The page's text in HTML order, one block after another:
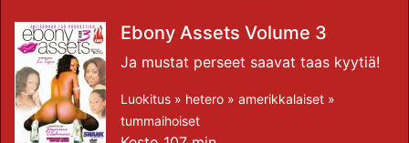
Ebony Assets Volume 3
Ja mustat perseet saavat taas kyytiä!
Luokitus » hetero » amerikkalaiset »
tummaihoiset